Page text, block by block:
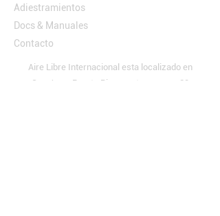
Adiestramientos
Docs & Manuales
Contacto
Aire Libre Internacional esta localizado en
San Juan, Puerto Rico, contamos con 30